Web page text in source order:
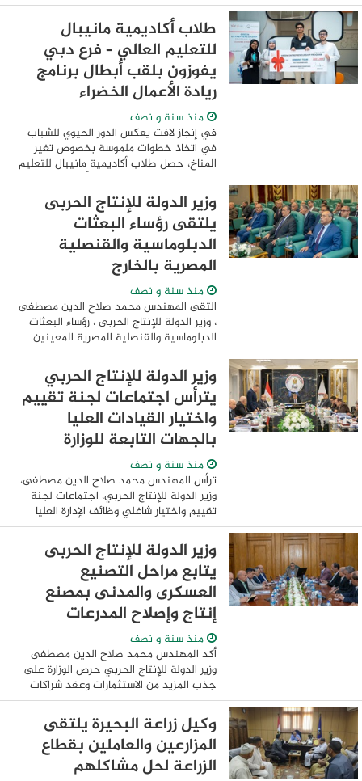
بالسعي الدائم نحو توطين تكنولوجيات
التصنيع الحديثة في مختلف القطاعات وزيادة
...
طلاب أكاديمية مانيبال
للتعليم العالي – فرع دبي
يفوزون بلقب أبطال برنامج
ريادة الأعمال الخضراء
منذ سنة و نصف
في إنجاز لافت يعكس الدور الحيوي للشباب
في اتخاذ خطوات ملموسة بخصوص تغير
المناخ، حصل طلاب أكاديمية مانيبال للتعليم
العالي – فرع دبي على لقب أبطال برنامج
ريادة الأعمال الخضراء الذي تستضيفه جامعة
عجمان ...
وزير الدولة للإنتاج الحربى
يلتقى رؤساء البعثات
الدبلوماسية والقنصلية
المصرية بالخارج
منذ سنة و نصف
التقى المهندس محمد صلاح الدين مصطفى
، وزير الدولة للإنتاج الحربى ، رؤساء البعثات
الدبلوماسية والقنصلية المصرية المعينين
بالخارج لعام 2025 ، وذلك بمقر ديوان عام
وزارة الإنتاج الحربى بالحى الحكومى ...
وزير الدولة للإنتاج الحربي
يترأس اجتماعات لجنة تقييم
واختيار القيادات العليا
بالجهات التابعة للوزارة
منذ سنة و نصف
ترأس المهندس محمد صلاح الدين مصطفى،
وزير الدولة للإنتاج الحربي، اجتماعات لجنة
تقييم واختيار شاغلي وظائف الإدارة العليا
بالهيئة القومية للإنتاج الحربي وشركاتها
ووحداتها التابعة، جاء ذلك بديوان عام ...
وزير الدولة للإنتاج الحربى
يتابع مراحل التصنيع
العسكرى والمدنى بمصنع
إنتاج وإصلاح المدرعات
منذ سنة و نصف
أكد المهندس محمد صلاح الدين مصطفى
وزير الدولة للإنتاج الحربي حرص الوزارة على
جذب المزيد من الاستثمارات وعقد شراكات
جديدة مع مختلف الجهات بالدولة وذلك فى
إطار استراتيجية العمل بوزارة الإنتاج الحربي ...
وكيل زراعة البحيرة يلتقى
المزارعين والعاملين بقطاع
الزراعة لحل مشاكلهم